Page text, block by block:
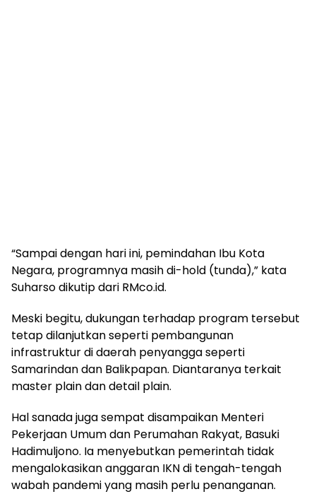
“Sampai dengan hari ini, pemindahan Ibu Kota
Negara, programnya masih di-hold (tunda),” kata
Suharso dikutip dari RMco.id.
Meski begitu, dukungan terhadap program tersebut
tetap dilanjutkan seperti pembangunan
infrastruktur di daerah penyangga seperti
Samarindan dan Balikpapan. Diantaranya terkait
master plain dan detail plain.
Hal sanada juga sempat disampaikan Menteri
Pekerjaan Umum dan Perumahan Rakyat, Basuki
Hadimuljono. Ia menyebutkan pemerintah tidak
mengalokasikan anggaran IKN di tengah-tengah
wabah pandemi yang masih perlu penanganan.